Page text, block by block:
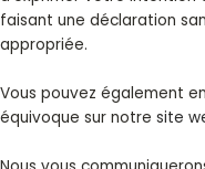
faisant une déclaration
appropriée.
Vous pouvez également
équivoque sur notre site